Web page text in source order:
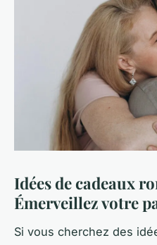
Idées de cadeaux
Émerveillez votre
Si vous cherchez des